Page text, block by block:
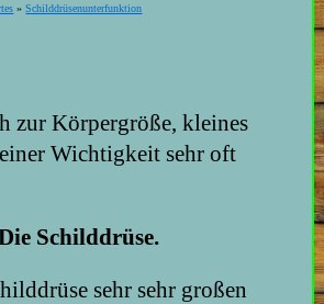
»Schilddrüsenunterfunktion
zur Körpergröße, kleines
Wichtigkeit sehr oft
Schilddrüse.
sehr sehr großen